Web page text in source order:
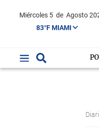
Miércoles 5 de Agosto
83°F MIAMI